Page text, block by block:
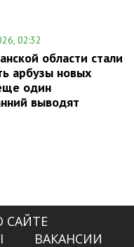
02:32
области стали
арбузы новых
один
выводят
САЙТЕ
ВАКАНСИИ